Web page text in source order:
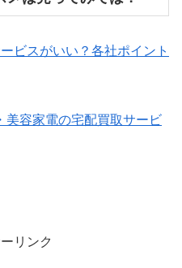
ビスがいい？各社ポイント
美容家電の宅配買取サービ
リンク